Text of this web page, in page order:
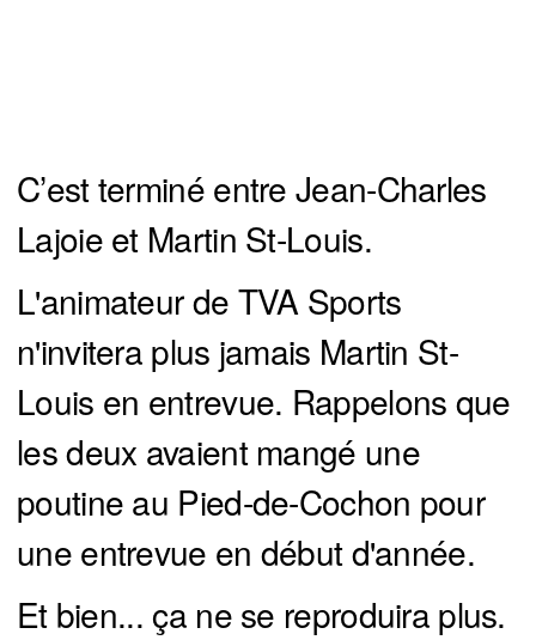
C’est terminé entre Jean-Charles
Lajoie et Martin St-Louis.
L'animateur de TVA Sports
n'invitera plus jamais Martin St-
Louis en entrevue. Rappelons que
les deux avaient mangé une
poutine au Pied-de-Cochon pour
une entrevue en début d'année.
Et bien... ça ne se reproduira plus.